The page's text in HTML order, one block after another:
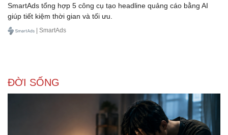
SmartAds tổng hợp 5 công cụ tạo headline quảng cáo bằng AI
giúp tiết kiệm thời gian và tối ưu.
| SmartAds
ĐỜI SỐNG